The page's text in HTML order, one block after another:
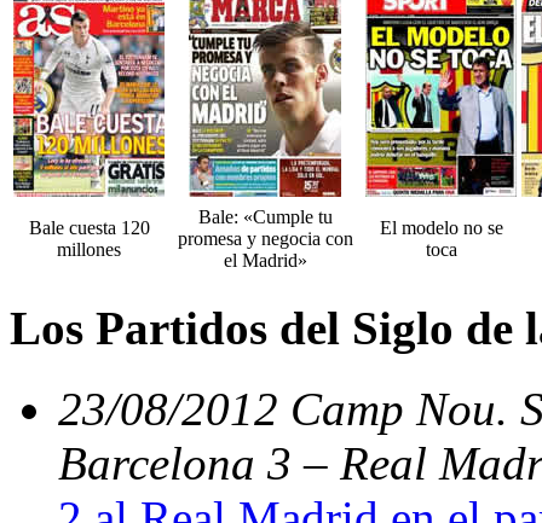
Bale cuesta 120
millones
Bale: «Cumple tu
promesa y negocia con
el Madrid»
El modelo no se
toca
Los Partidos del Siglo de
23/08/2012 Camp Nou.
Barcelona 3 – Real